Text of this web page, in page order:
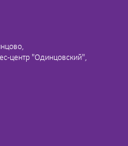
центр "Одинцовский",